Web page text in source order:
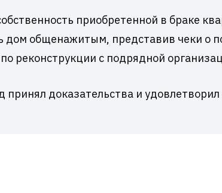
приобретенной в браке
дом общенажитым, представив чеки о
реконструкции с подрядной
принял доказательства и